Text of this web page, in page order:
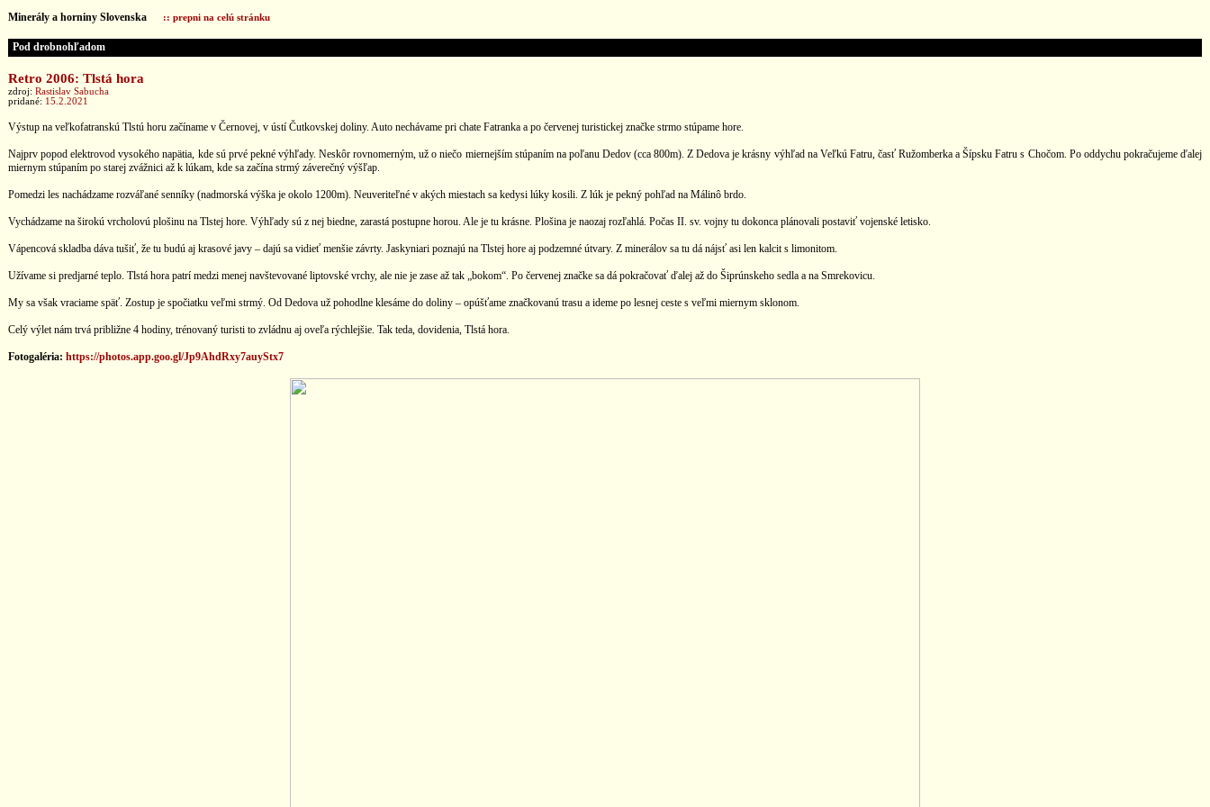
Minerály a horniny Slovenska :: prepni na celú stránku
Pod drobnohľadom
Retro 2006: Tlstá hora
zdroj: Rastislav Sabucha
pridané: 15.2.2021
Výstup na veľkofatranskú Tlstú horu začíname v Černovej, v ústí Čutkovskej doliny. Auto nechávame pri chate Fatranka a po červenej turistickej značke strmo stúpame hore.
Najprv popod elektrovod vysokého napätia, kde sú prvé pekné výhľady. Neskôr rovnomerným, už o niečo miernejším stúpaním na poľanu Dedov (cca 800m). Z Dedova je krásny výhľad na Veľkú Fatru, časť Ružomberka a Šípsku Fatru s Chočom. Po oddychu pokračujeme ďalej
miernym stúpaním po starej zvážnici až k lúkam, kde sa začína strmý záverečný výšľap.
Pomedzi les nachádzame rozváľané senníky (nadmorská výška je okolo 1200m). Neuveriteľné v akých miestach sa kedysi lúky kosili. Z lúk je pekný pohľad na Málinô brdo.
Vychádzame na širokú vrcholovú plošinu na Tlstej hore. Výhľady sú z nej biedne, zarastá postupne horou. Ale je tu krásne. Plošina je naozaj rozľahlá. Počas II. sv. vojny tu dokonca plánovali postaviť vojenské letisko.
Vápencová skladba dáva tušiť, že tu budú aj krasové javy – dajú sa vidieť menšie závrty. Jaskyniari poznajú na Tlstej hore aj podzemné útvary. Z minerálov sa tu dá nájsť asi len kalcit s limonitom.
Užívame si predjarné teplo. Tlstá hora patrí medzi menej navštevované liptovské vrchy, ale nie je zase až tak „bokom“. Po červenej značke sa dá pokračovať ďalej až do Šiprúnskeho sedla a na Smrekovicu.
My sa však vraciame späť. Zostup je spočiatku veľmi strmý. Od Dedova už pohodlne klesáme do doliny – opúšťame značkovanú trasu a ideme po lesnej ceste s veľmi miernym sklonom.
Celý výlet nám trvá približne 4 hodiny, trénovaný turisti to zvládnu aj oveľa rýchlejšie. Tak teda, dovidenia, Tlstá hora.
Fotogaléria: https://photos.app.goo.gl/Jp9AhdRxy7auyStx7